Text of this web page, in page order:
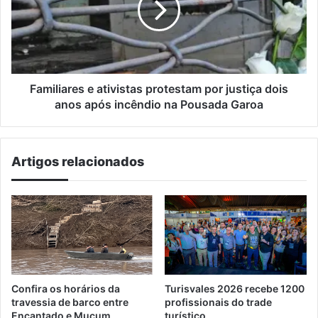
por
justiça
dois
anos
após
incêndio
Familiares e ativistas protestam por justiça dois
anos após incêndio na Pousada Garoa
Artigos relacionados
Confira os horários da
travessia de barco entre
Turisvales 2026 recebe 1200
profissionais do trade